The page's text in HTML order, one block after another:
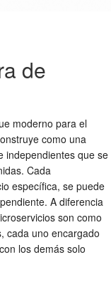
de
moderno para el
como una
independientes que se
Cada
específica, se puede
A diferencia
son como
cada uno encargado
los demás solo